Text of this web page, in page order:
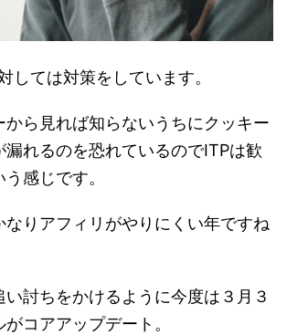
しては対策をしています。
から見れば知らないうちにクッキー
漏れるのを恐れているのでITPは歓
感じです。
なりアフィリがやりにくい年ですね
い討ちをかけるように今度は３月３
コアアップデート。